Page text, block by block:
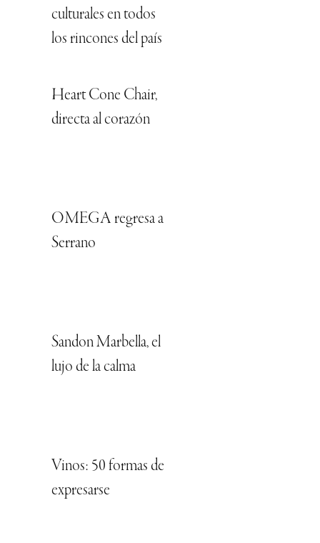
culturales en todos
los rincones del país
Heart Cone Chair,
directa al corazón
OMEGA regresa a
Serrano
Sandon Marbella, el
lujo de la calma
Vinos: 50 formas de
expresarse